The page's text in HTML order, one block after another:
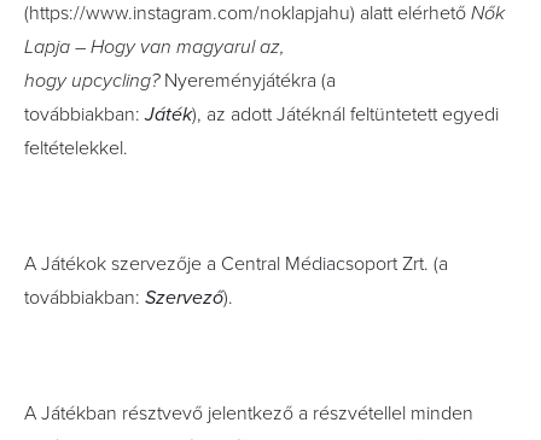
(https://www.instagram.com/noklapjahu) alatt elérhető Nők
Lapja – Hogy van magyarul az,
hogy upcycling? Nyereményjátékra (a
továbbiakban:Játék), az adott Játéknál feltüntetett egyedi
feltételekkel.
A Játékok szervezője a Central Médiacsoport Zrt. (a
továbbiakban: Szervező).
A Játékban résztvevő jelentkező a részvétellel minden